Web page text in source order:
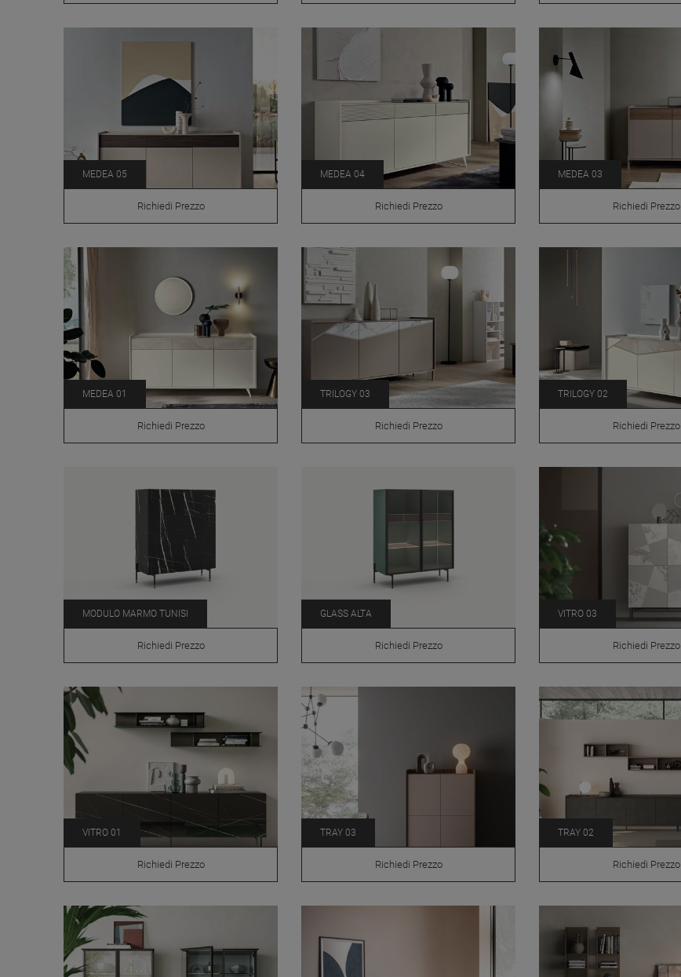
MEDEA 05
Richiedi Prezzo
MEDEA 04
Richiedi Prezzo
MEDEA 03
Richiedi Prezzo
MEDEA 01
Richiedi Prezzo
TRILOGY 03
Richiedi Prezzo
TRILOGY 02
Richiedi Prezzo
MODULO MARMO TUNISI
Richiedi Prezzo
GLASS ALTA
Richiedi Prezzo
VITRO 03
Richiedi Prezzo
VITRO 01
Richiedi Prezzo
TRAY 03
Richiedi Prezzo
TRAY 02
Richiedi Prezzo